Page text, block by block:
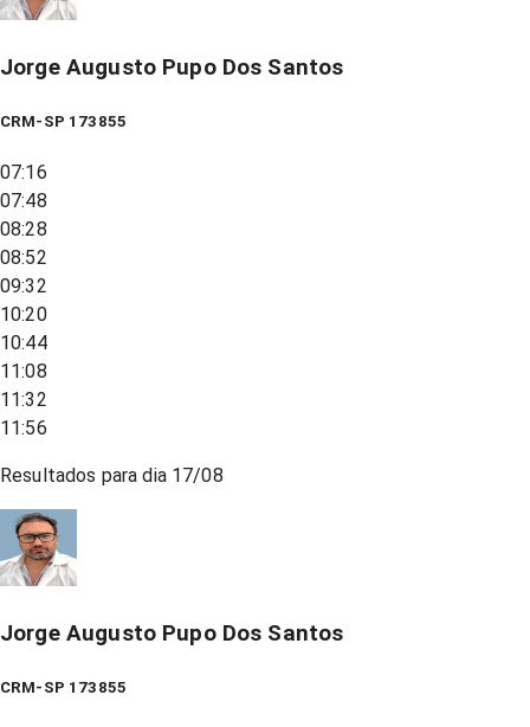
Jorge Augusto Pupo Dos Santos
CRM-SP 173855
07:16
07:48
08:28
08:52
09:32
10:20
10:44
11:08
11:32
11:56
Resultados para dia 17/08
Jorge Augusto Pupo Dos Santos
CRM-SP 173855